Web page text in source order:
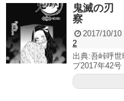
鬼滅の刃
察
2017/10/10
2
出典:吾峠呼
プ2017年42